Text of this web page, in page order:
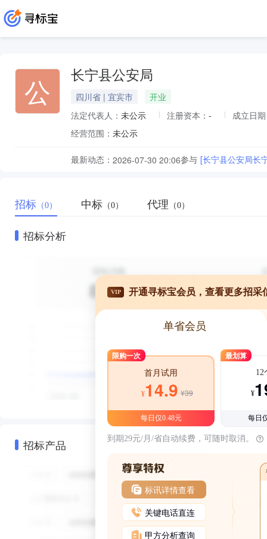
公 长宁县公安局
四川省 | 宜宾市
开业
法定代表人： 未公示 注册资本： -
成立日
经营范围： 未公示
最新动态： 2026-07-30 20:06参与 [长宁县公安局长
招标 （0） 中标 （0） 代理 （0）
招标分析
招标产品
VIP 开通寻标宝会员，查看更多招采
单省会员
限购一次
首月试用
¥14.9 ¥39
每日仅0.48元
最划算
12
¥
每日
到期29元/月/省自动续费，可随时取消。
标讯详情查看
关键电话直连
甲方分析查询